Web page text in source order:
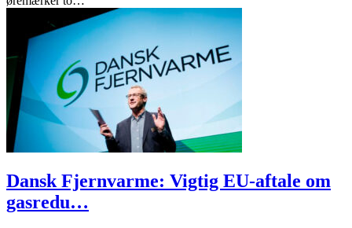
Dansk Fjernvarme: Vigtig EU-aftale om
gasredu…